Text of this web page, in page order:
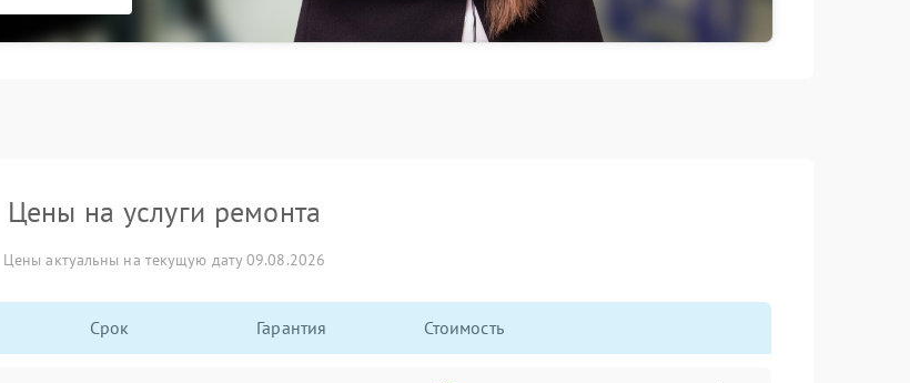
Цены на услуги ремонта
Цены актуальны на текущую дату 09.08.2026
Срок Гарантия Стоимость